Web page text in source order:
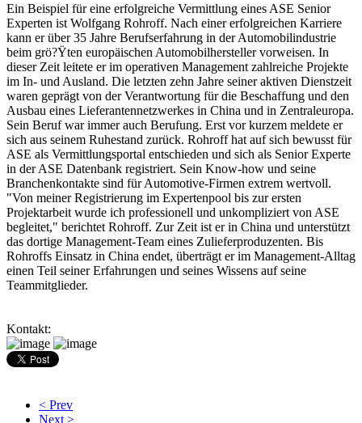
Ein Beispiel für eine erfolgreiche Vermittlung eines ASE Senior
Experten ist Wolfgang Rohroff. Nach einer erfolgreichen Karriere
kann er über 35 Jahre Berufserfahrung in der Automobilindustrie
beim grö?Ÿten europäischen Automobilhersteller vorweisen. In
dieser Zeit leitete er im operativen Management zahlreiche Projekte
im In- und Ausland. Die letzten zehn Jahre seiner aktiven Dienstzeit
waren geprägt von der Verantwortung für die Beschaffung und den
Ausbau eines Lieferantennetzwerkes in China und in Zentraleuropa.
Sein Beruf war immer auch Berufung. Erst vor kurzem meldete er
sich aus seinem Ruhestand zurück. Rohroff hat auf sich bewusst für
ASE als Vermittlungsportal entschieden und sich als Senior Experte
in der ASE Datenbank registriert. Sein Know-how und seine
Branchenkontakte sind für Automotive-Firmen extrem wertvoll.
"Von meiner Registrierung im Expertenpool bis zur ersten
Projektarbeit wurde ich professionell und unkompliziert von ASE
begleitet," berichtet Rohroff. Zur Zeit ist er in China und unterstützt
das dortige Management-Team eines Zulieferproduzenten. Bis
Rohroffs Einsatz in China endet, überträgt er im Management-Alltag
einen Teil seiner Erfahrungen und seines Wissens auf seine
Teammitglieder.
Kontakt:
< Prev
Next >